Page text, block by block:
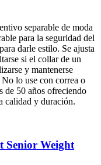
separable de moda
para la seguridad del
darle estilo. Se ajusta
si el collar de un
y mantenerse
lo use con correa o
de 50 años ofreciendo
calidad y duración.
Senior Weight